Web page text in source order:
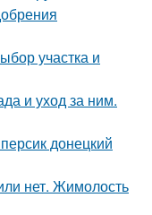
участка и
и уход за ним.
донецкий
нет. Жимолость